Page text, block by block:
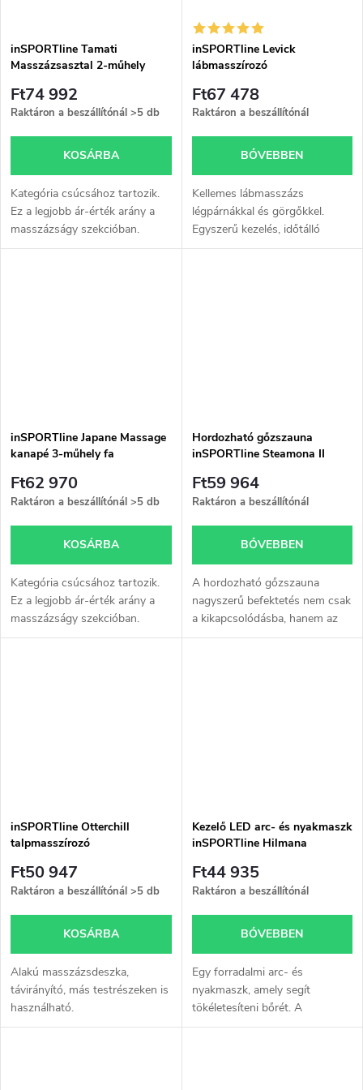
inSPORTline Tamati
Masszázsasztal 2-műhely
színekben
Ft74 992
Raktáron a beszállítónál >5 db
KOSÁRBA
Kategória csúcsához tartozik.
Ez a legjobb ár-érték arány a
masszázságy szekcióban.
További információ a leírásban.
inSPORTline Levick
lábmasszírozó
Ft67 478
Raktáron a beszállítónál
BŐVEBBEN
Kellemes lábmasszázs
légpárnákkal és görgőkkel.
Egyszerű kezelés, időtálló
kialakítás, fűtés.
inSPORTline Japane Massage
kanapé 3-műhely fa
Ft62 970
Raktáron a beszállítónál >5 db
KOSÁRBA
Kategória csúcsához tartozik.
Ez a legjobb ár-érték arány a
masszázságy szekcióban.
További információ a leírásban.
Hordozható gőzszauna
inSPORTline Steamona II
Ft59 964
Raktáron a beszállítónál
BŐVEBBEN
A hordozható gőzszauna
nagyszerű befektetés nem csak
a kikapcsolódásba, hanem az
egészségbe is. A szaunázás
inSPORTline Otterchill
talpmasszírozó
Ft50 947
Raktáron a beszállítónál >5 db
KOSÁRBA
Alakú masszázsdeszka,
távirányító, más testrészeken is
használható.
Kezelő LED arc- és nyakmaszk
inSPORTline Hilmana
Ft44 935
Raktáron a beszállítónál
BŐVEBBEN
Egy forradalmi arc- és
nyakmaszk, amely segít
tökéletesíteni bőrét. A
fotonterápia az egyik